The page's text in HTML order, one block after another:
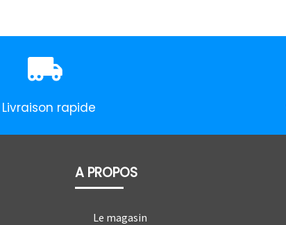
Livraison rapide
A PROPOS
Le magasin